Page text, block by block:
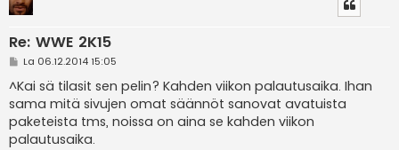
Re: WWE 2K15
V
e
s
t
i
La 06.12.2014 15:05
^Kai sä tilasit sen pelin? Kahden viikon palautusaika. Ihan
sama mitä sivujen omat säännöt sanovat avatuista
paketeista tms, noissa on aina se kahden viikon
palautusaika.